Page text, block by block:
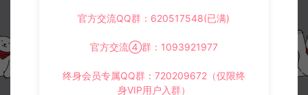
本站提供的所有资源仅供参考学习使用，不存在任何商业目的与商
侵权联系邮箱：32838727@qq.com
小游戏H5
月最新整理Linux手工服务端+Win一键服务端+解压即玩+简易安卓客户端
官方交流QQ群：620517548(已满)
官方交流④群：1093921977
终身会员专属QQ群：720209672（仅限终
身VIP用户入群）